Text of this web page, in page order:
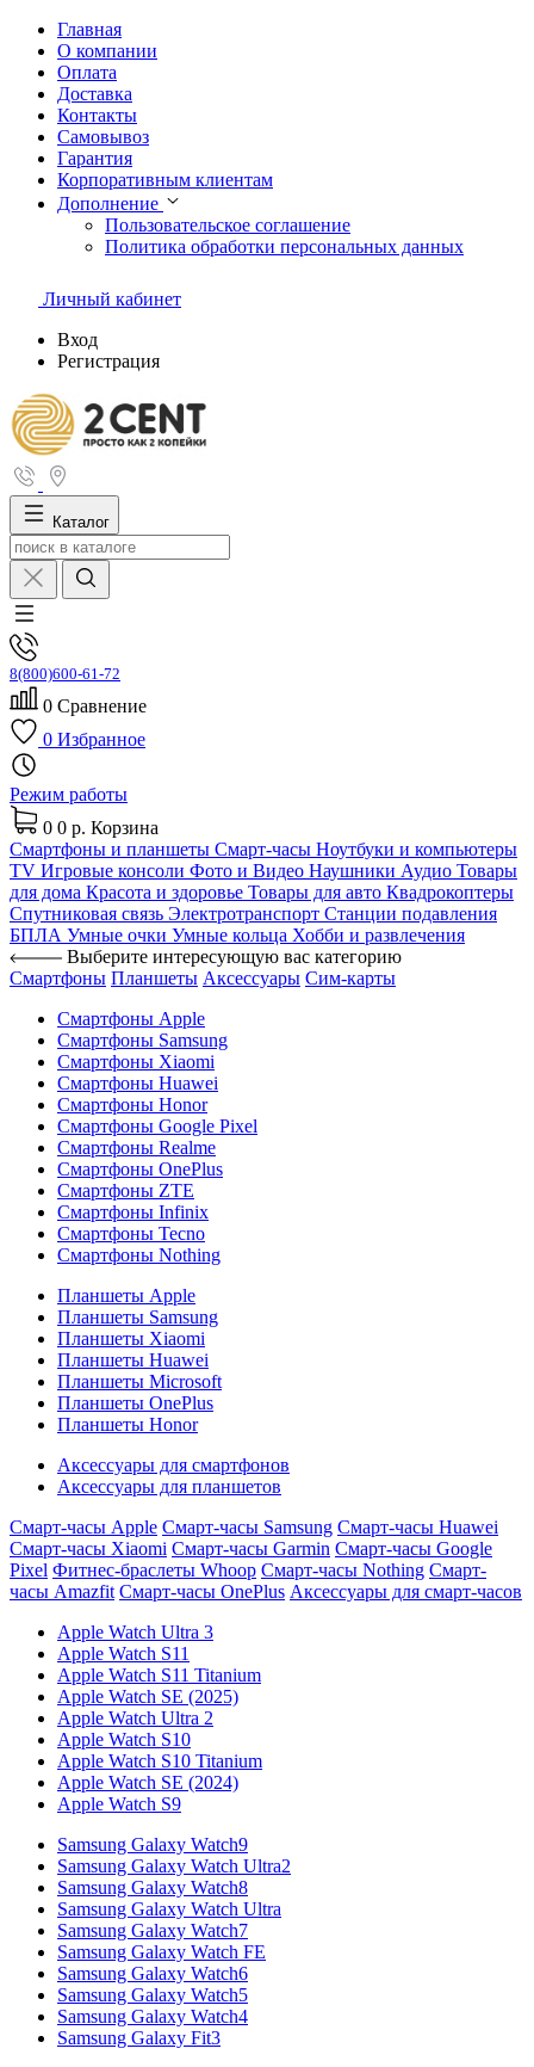
Главная
О компании
Оплата
Доставка
Контакты
Самовывоз
Гарантия
Корпоративным клиентам
Дополнение
Пользовательское соглашение
Политика обработки персональных данных
Личный кабинет
Вход
Регистрация
Каталог
8(800)600-61-72
0 Сравнение
0 Избранное
Режим работы
0 0 р. Корзина
Смартфоны и планшеты Смарт-часы Ноутбуки и компьютеры
TV Игровые консоли Фото и Видео Наушники Аудио Товары
для дома Красота и здоровье Товары для авто Квадрокоптеры
Спутниковая связь Электротранспорт Станции подавления
БПЛА Умные очки Умные кольца Хобби и развлечения
Выберите интересующую вас категорию
Смартфоны Планшеты Аксессуары Сим-карты
Смартфоны Apple
Смартфоны Samsung
Смартфоны Xiaomi
Смартфоны Huawei
Смартфоны Honor
Смартфоны Google Pixel
Смартфоны Realme
Смартфоны OnePlus
Смартфоны ZTE
Смартфоны Infinix
Смартфоны Tecno
Смартфоны Nothing
Планшеты Apple
Планшеты Samsung
Планшеты Xiaomi
Планшеты Huawei
Планшеты Microsoft
Планшеты OnePlus
Планшеты Honor
Аксессуары для смартфонов
Аксессуары для планшетов
Смарт-часы Apple Смарт-часы Samsung Смарт-часы Huawei
Смарт-часы Xiaomi Смарт-часы Garmin Смарт-часы Google
Pixel Фитнес-браслеты Whoop Смарт-часы Nothing Смарт-
часы Amazfit Смарт-часы OnePlus Аксессуары для смарт-часов
Apple Watch Ultra 3
Apple Watch S11
Apple Watch S11 Titanium
Apple Watch SE (2025)
Apple Watch Ultra 2
Apple Watch S10
Apple Watch S10 Titanium
Apple Watch SE (2024)
Apple Watch S9
Samsung Galaxy Watch9
Samsung Galaxy Watch Ultra2
Samsung Galaxy Watch8
Samsung Galaxy Watch Ultra
Samsung Galaxy Watch7
Samsung Galaxy Watch FE
Samsung Galaxy Watch6
Samsung Galaxy Watch5
Samsung Galaxy Watch4
Samsung Galaxy Fit3